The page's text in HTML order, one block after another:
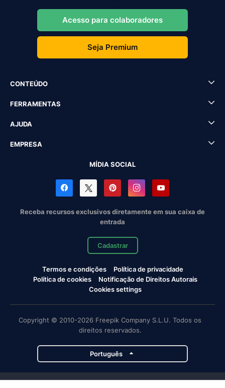
Acesso para colaboradores
Seja Premium
CONTEÚDO
FERRAMENTAS
AJUDA
EMPRESA
MÍDIA SOCIAL
Receba recursos exclusivos diretamente em sua caixa de
entrada
Cadastrar
Termos e condições
Política de privacidade
Política de cookies
Notificação de Direitos Autorais
Cookies settings
Copyright © 2010-2026 Freepik Company S.L.U. Todos os
direitos reservados.
Português